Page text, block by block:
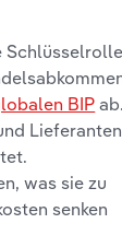
BIP ab.
was sie zu
senken